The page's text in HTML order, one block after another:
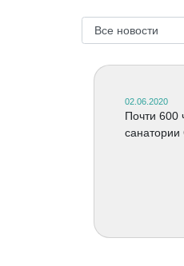
02.06.2020
Почти 600
санатории